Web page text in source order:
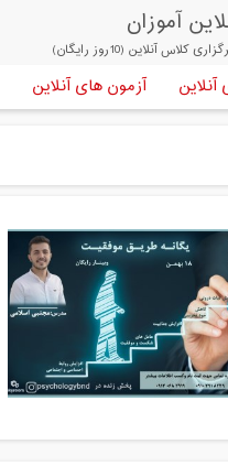
آموزان
کلاس آنلاین (10روز رایگان)
آزمون های آنلاین